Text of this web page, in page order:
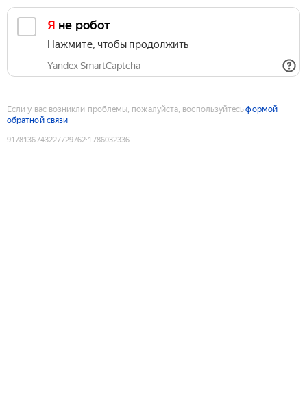
Я не робот
Нажмите, чтобы продолжить
Yandex SmartCaptcha
Если у вас возникли проблемы, пожалуйста, воспользуйтесьформой
обратной связи
9178136743227729762:1786032336